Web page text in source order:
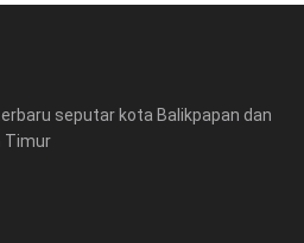
seputar kota Balikpapan dan
Timur